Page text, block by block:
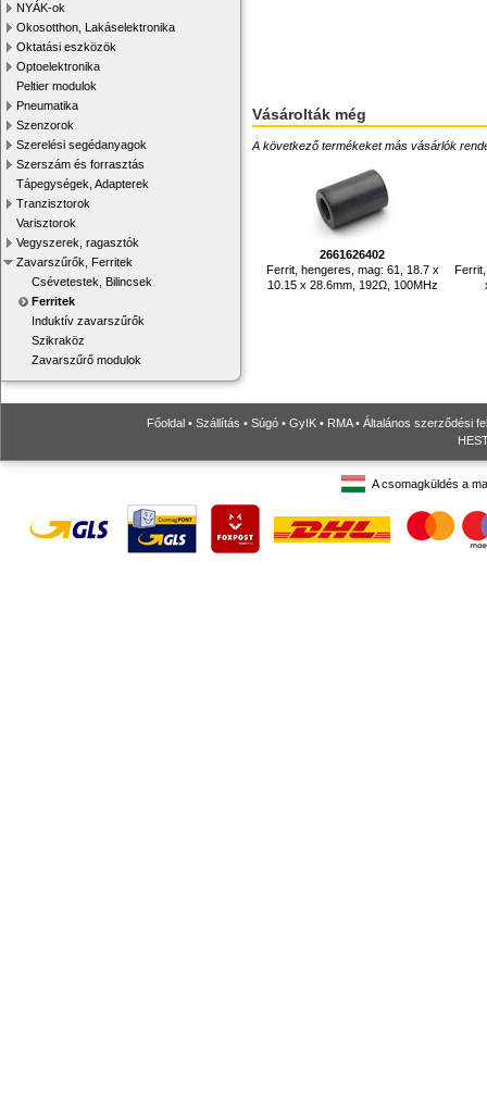
NYÁK-ok
Okosotthon, Lakáselektronika
Oktatási eszközök
Optoelektronika
Peltier modulok
Pneumatika
Szenzorok
Szerelési segédanyagok
Szerszám és forrasztás
Tápegységek, Adapterek
Tranzisztorok
Varisztorok
Vegyszerek, ragasztók
Zavarszűrők, Ferritek
Csévetestek, Bilincsek
Ferritek
Induktív zavarszűrők
Szikraköz
Zavarszűrő modulok
Vásárolták még
A következő termékeket más vásárlók
2661626402
Ferrit, hengeres, mag: 61, 18.7 x
10.15 x 28.6mm, 192Ω, 100MHz
Főoldal • Szállítás • Súgó • GyIK • RMA• Általános szerződési
A csomagküldés a